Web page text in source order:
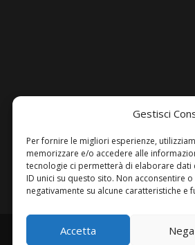
Gestisci
Per fornire le migliori esperienze,
memorizzare e/o accedere alle
tecnologie ci permetterà di elaborare
ID unici su questo sito. Non acconsentire
negativamente su alcune caratteristiche e
Accetta Nega